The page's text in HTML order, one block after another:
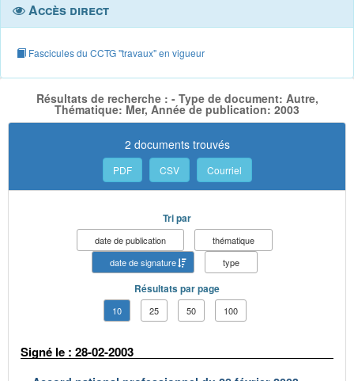
Accès direct
Fascicules du CCTG "travaux" en vigueur
Résultats de recherche : - Type de document: Autre,
Thématique: Mer, Année de publication: 2003
2 documents trouvés
PDF CSV Courriel
Tri par
date de publication
thématique
date de signature
type
Résultats par page
10 25 50 100
Signé le : 28-02-2003